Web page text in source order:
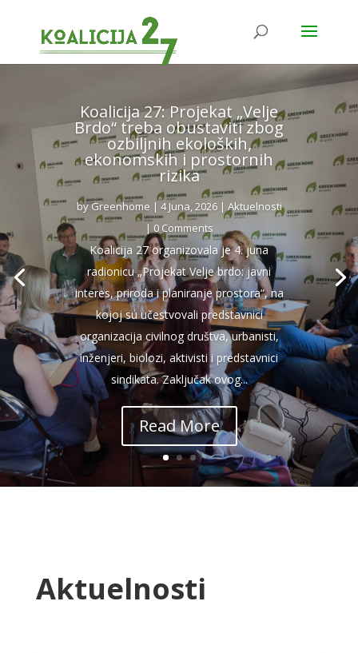
Koalicija 27: Projekat „Velje
Brdo“ treba obustaviti zbog
ozbiljnih ekoloških,
ekonomskih i prostornih
rizika
byGreenhome | 4 Juna, 2026| Aktuelnosti
| 0 Comments
Koalicija 27 organizovala je 4. juna
radionicu „Projekat Velje brdo: javni
interes, priroda i planiranje prostora“, na
kojoj su učestvovali predstavnici
organizacija civilnog društva, urbanisti,
inženjeri, biolozi, aktivisti i predstavnici
sindikata. Zaključak ovog...
Read More
Aktuelnosti